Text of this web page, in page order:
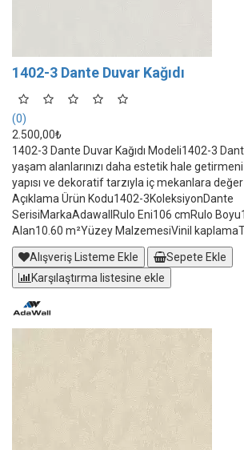
1402-3 Dante Duvar Kağıdı
(0)
2.500,00₺
1402-3 Dante Duvar Kağıdı Modeli1402-3
yaşam alanlarınızı daha estetik hale
yapısı ve dekoratif tarzıyla iç mekanlara
Açıklama Ürün Kodu1402-3KoleksiyonDante
SerisiMarkaAdawallRulo Eni106 cmRulo
Alan10.60 m²Yüzey MalzemesiVinil
Alışveriş Listeme Ekle
Sepete Ekle
Karşılaştırma listesine ekle